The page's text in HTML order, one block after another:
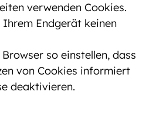
verwenden Cookies.
Endgerät keinen
so einstellen, dass
von Cookies informiert
deaktivieren.